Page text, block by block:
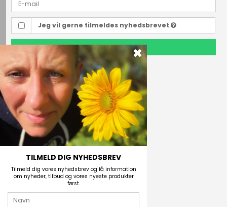
Jeg vil gerne tilmeldes nyhedsbrevet
TILMELD
Outdoor i Centrum
Perlegade 44
6400 Sønderborg, Danmark
Telefonnr.
(+45) 74 43 53 55
E-mail
TILMELD DIG NYHEDSBREV
Tilmeld dig vores nyhedsbrev og få information
om nyheder, tilbud og vores nyeste produkter
først.